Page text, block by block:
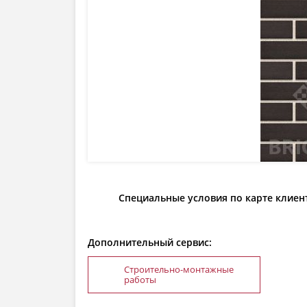
Специальные условия по карте
Дополнительный сервис:
Строительно-монтажные
работы